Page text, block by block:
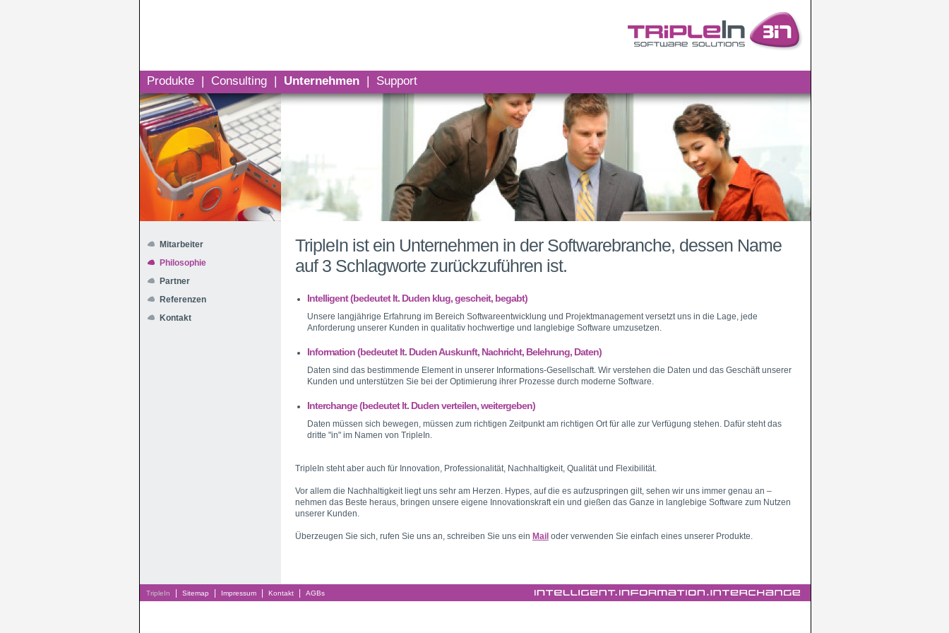
Produkte | Consulting | Unternehmen | Support
Mitarbeiter
Philosophie
Partner
Referenzen
Kontakt
TripleIn ist ein Unternehmen in der Softwarebranche, dessen Name
auf 3 Schlagworte zurückzuführen ist.
Intelligent (bedeutet lt. Duden klug, gescheit, begabt)
Unsere langjährige Erfahrung im Bereich Softwareentwicklung und Projektmanagement versetzt uns in die Lage, jede
Anforderung unserer Kunden in qualitativ hochwertige und langlebige Software umzusetzen.
Information (bedeutet lt. Duden Auskunft, Nachricht, Belehrung, Daten)
Daten sind das bestimmende Element in unserer Informations-Gesellschaft. Wir verstehen die Daten und das Geschäft unserer
Kunden und unterstützen Sie bei der Optimierung ihrer Prozesse durch moderne Software.
Interchange (bedeutet lt. Duden verteilen, weitergeben)
Daten müssen sich bewegen, müssen zum richtigen Zeitpunkt am richtigen Ort für alle zur Verfügung stehen. Dafür steht das
dritte "in" im Namen von TripleIn.
TripleIn steht aber auch für Innovation, Professionalität, Nachhaltigkeit, Qualität und Flexibilität.
Vor allem die Nachhaltigkeit liegt uns sehr am Herzen. Hypes, auf die es aufzuspringen gilt, sehen wir uns immer genau an –
nehmen das Beste heraus, bringen unsere eigene Innovationskraft ein und gießen das Ganze in langlebige Software zum Nutzen
unserer Kunden.
Überzeugen Sie sich, rufen Sie uns an, schreiben Sie uns ein Mail oder verwenden Sie einfach eines unserer Produkte.
TripleIn Sitemap Impressum Kontakt AGBs